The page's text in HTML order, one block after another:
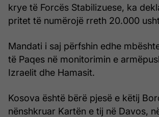
krye të Forcës Stabilizuese, ka
pritet të numërojë rreth 20.000
Mandati i saj përfshin edhe
të Paqes në monitorimin e
Izraelit dhe Hamasit.
Kosova është bërë pjesë e këtij
nënshkruar Kartën e tij në Davos,